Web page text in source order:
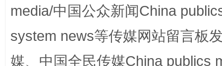
扯下公款旅游的“隐身衣” 如何以
media/中国公众新闻China
system news等传媒网站留言板
媒、中国全民传媒China publics